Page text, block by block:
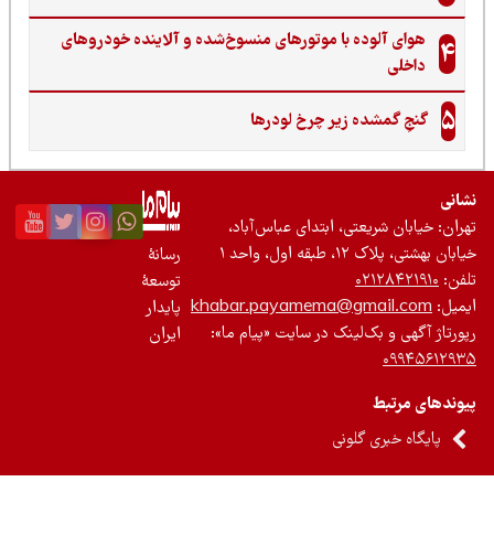
هوای آلوده با موتورهای منسوخ‌شده و آلاینده خودروهای
داخلی
گنجِ گمشده زیر چرخ لودرها
خیابان شریعتی، ابتدای عباس‌آباد،
بهشتی، پلاک ۱۲، طبقه اول، واحد ۱
۰۲۱۲۸۴۲۱۹۱۰
khabar.payamema@gmail.com
آگهی و بک‌لینک در سایت «پیام ما»:
مرتبط
پایگاه خبری گلونی
توسعۀ
پایدار
ایران